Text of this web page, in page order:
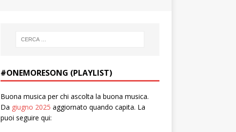
#ONEMORESONG (PLAYLIST)
Buona musica per chi ascolta la buona musica.
Da giugno 2025 aggiornato quando capita. La
puoi seguire qui: